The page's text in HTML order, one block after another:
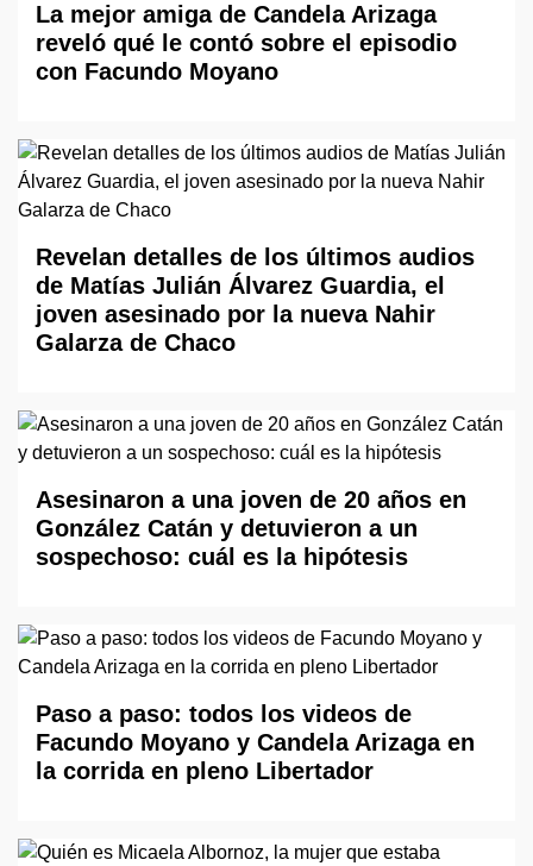
La mejor amiga de Candela Arizaga
reveló qué le contó sobre el episodio
con Facundo Moyano
Revelan detalles de los últimos audios
de Matías Julián Álvarez Guardia, el
joven asesinado por la nueva Nahir
Galarza de Chaco
Asesinaron a una joven de 20 años en
González Catán y detuvieron a un
sospechoso: cuál es la hipótesis
Paso a paso: todos los videos de
Facundo Moyano y Candela Arizaga en
la corrida en pleno Libertador